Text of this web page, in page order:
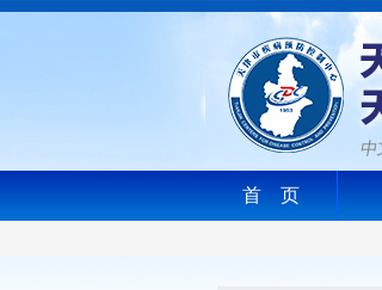
首 页